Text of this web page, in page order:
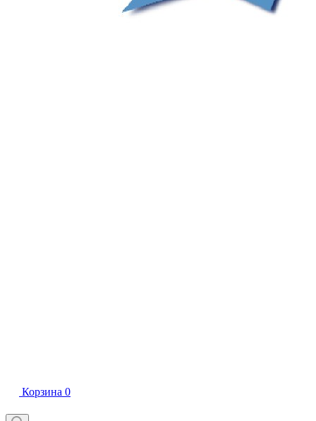
Корзина 0